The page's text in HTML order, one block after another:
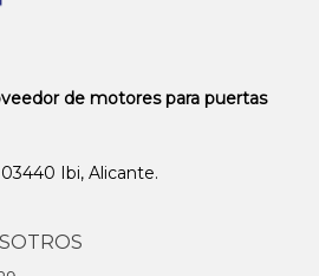
de motores para puertas
03440 Ibi, Alicante.